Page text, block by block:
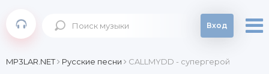
Вход
MP3LAR.NET Русские песни CALLMYDD - супергерой